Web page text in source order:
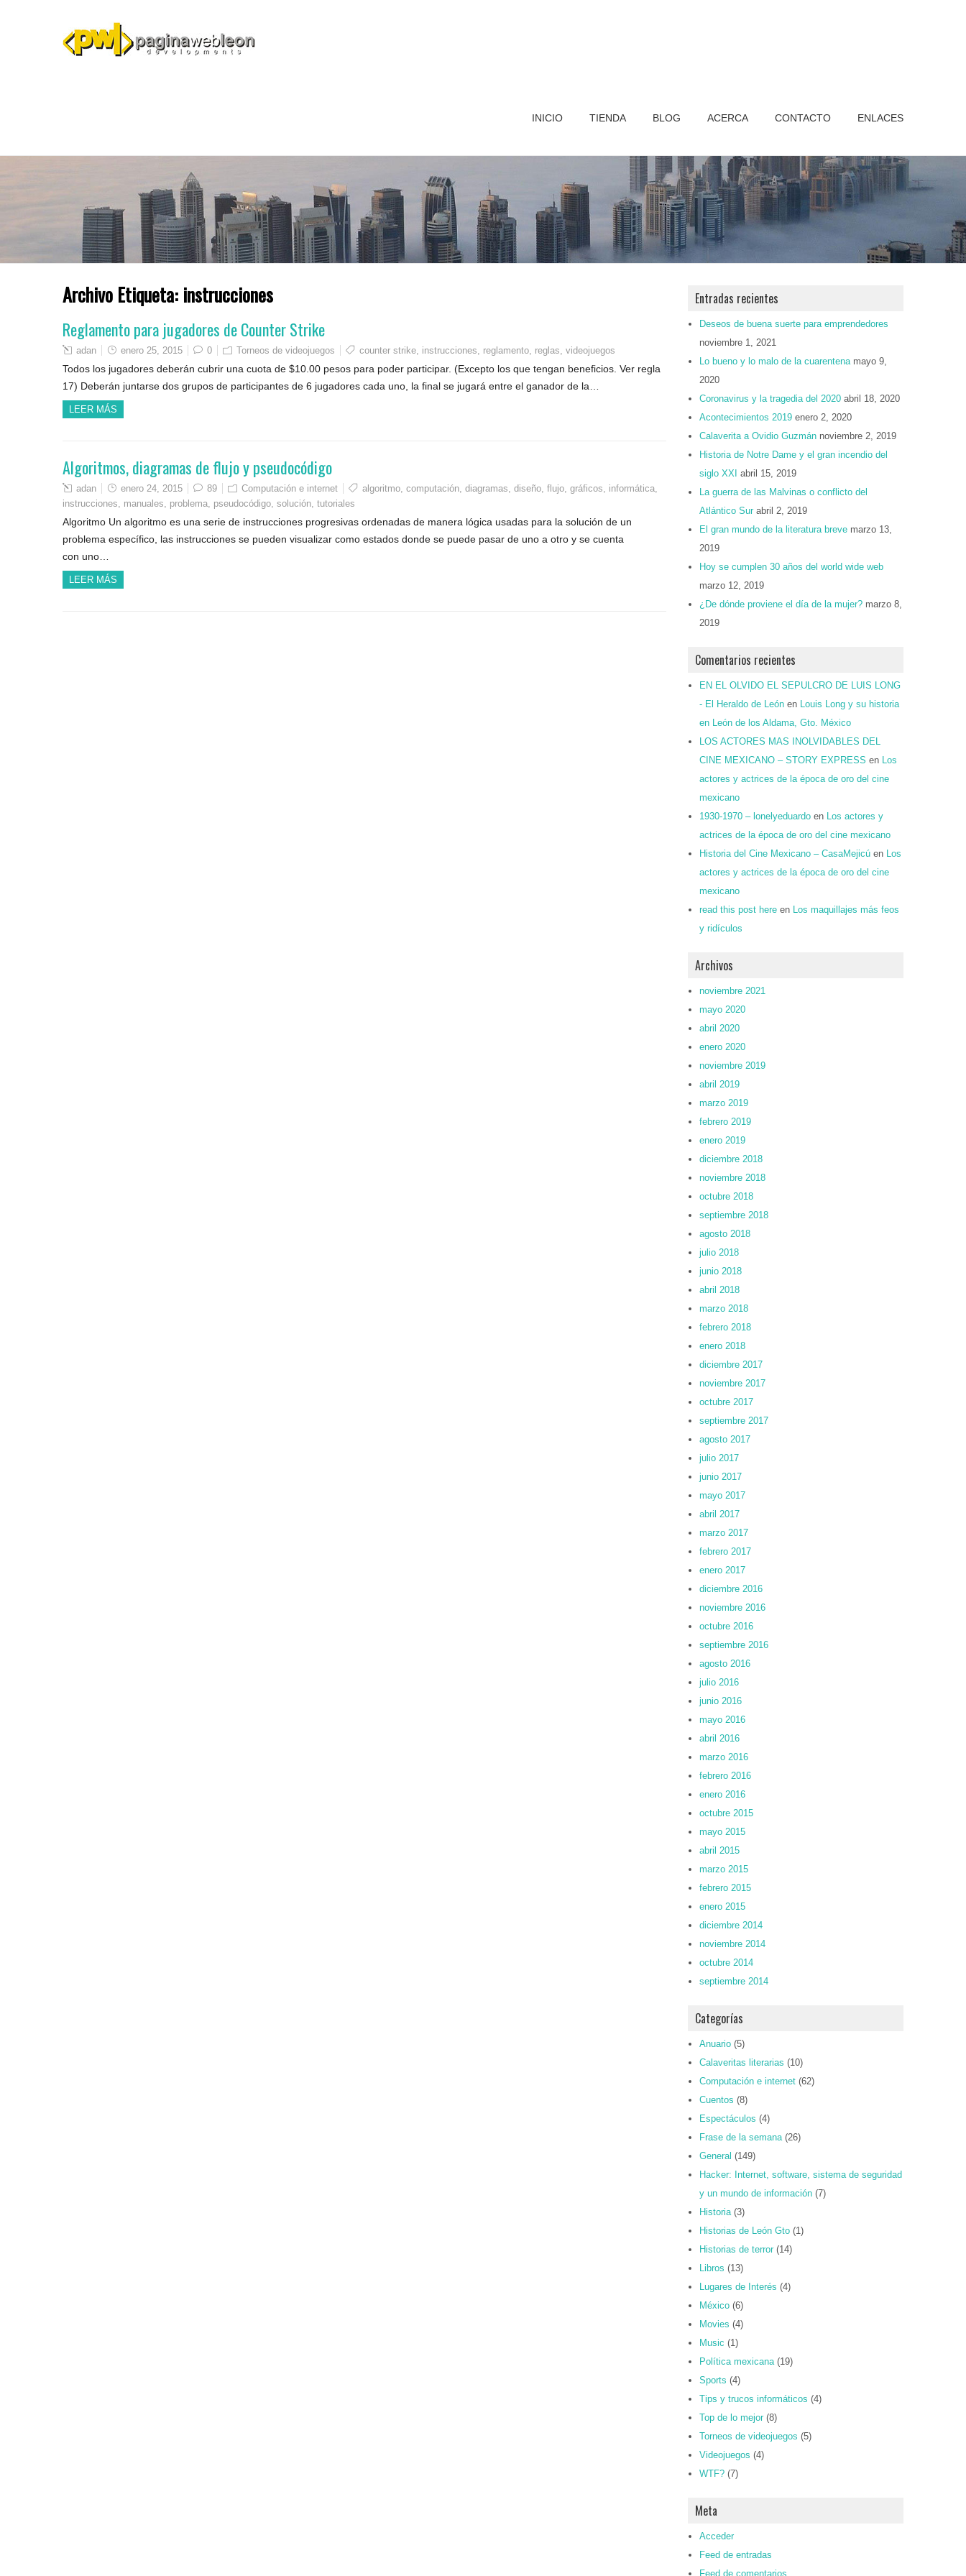
INICIO TIENDA BLOG ACERCA CONTACTO ENLACES
Archivo Etiqueta: instrucciones
Reglamento para jugadores de Counter Strike
adan enero 25, 2015 0 Torneos de videojuegos counter strike, instrucciones, reglamento, reglas, videojuegos
Todos los jugadores deberán cubrir una cuota de $10.00 pesos para poder participar. (Excepto los que tengan beneficios. Ver regla
17) Deberán juntarse dos grupos de participantes de 6 jugadores cada uno, la final se jugará entre el ganador de la…
LEER MÁS
Algoritmos, diagramas de flujo y pseudocódigo
adan enero 24, 2015 89 Computación e internet algoritmo, computación, diagramas, diseño, flujo, gráficos, informática,
instrucciones, manuales, problema, pseudocódigo, solución, tutoriales
Algoritmo Un algoritmo es una serie de instrucciones progresivas ordenadas de manera lógica usadas para la solución de un
problema específico, las instrucciones se pueden visualizar como estados donde se puede pasar de uno a otro y se cuenta
con uno…
LEER MÁS
Entradas recientes
Deseos de buena suerte para emprendedores
noviembre 1, 2021
Lo bueno y lo malo de la cuarentena mayo 9,
2020
Coronavirus y la tragedia del 2020 abril 18, 2020
Acontecimientos 2019 enero 2, 2020
Calaverita a Ovidio Guzmán noviembre 2, 2019
Historia de Notre Dame y el gran incendio del
siglo XXI abril 15, 2019
La guerra de las Malvinas o conflicto del
Atlántico Sur abril 2, 2019
El gran mundo de la literatura breve marzo 13,
2019
Hoy se cumplen 30 años del world wide web
marzo 12, 2019
¿De dónde proviene el día de la mujer? marzo 8,
2019
Comentarios recientes
EN EL OLVIDO EL SEPULCRO DE LUIS LONG
- El Heraldo de León en Louis Long y su historia
en León de los Aldama, Gto. México
LOS ACTORES MAS INOLVIDABLES DEL
CINE MEXICANO – STORY EXPRESS en Los
actores y actrices de la época de oro del cine
mexicano
1930-1970 – lonelyeduardo en Los actores y
actrices de la época de oro del cine mexicano
Historia del Cine Mexicano – CasaMejicú en Los
actores y actrices de la época de oro del cine
mexicano
read this post here en Los maquillajes más feos
y ridículos
Archivos
noviembre 2021
mayo 2020
abril 2020
enero 2020
noviembre 2019
abril 2019
marzo 2019
febrero 2019
enero 2019
diciembre 2018
noviembre 2018
octubre 2018
septiembre 2018
agosto 2018
julio 2018
junio 2018
abril 2018
marzo 2018
febrero 2018
enero 2018
diciembre 2017
noviembre 2017
octubre 2017
septiembre 2017
agosto 2017
julio 2017
junio 2017
mayo 2017
abril 2017
marzo 2017
febrero 2017
enero 2017
diciembre 2016
noviembre 2016
octubre 2016
septiembre 2016
agosto 2016
julio 2016
junio 2016
mayo 2016
abril 2016
marzo 2016
febrero 2016
enero 2016
octubre 2015
mayo 2015
abril 2015
marzo 2015
febrero 2015
enero 2015
diciembre 2014
noviembre 2014
octubre 2014
septiembre 2014
Categorías
Anuario (5)
Calaveritas literarias (10)
Computación e internet (62)
Cuentos (8)
Espectáculos (4)
Frase de la semana(26)
General (149)
Hacker: Internet, software, sistema de seguridad
y un mundo de información (7)
Historia(3)
Historias de León Gto (1)
Historias de terror (14)
Libros (13)
Lugares de Interés (4)
México (6)
Movies (4)
Music (1)
Política mexicana(19)
Sports (4)
Tips y trucos informáticos (4)
Top de lo mejor (8)
Torneos de videojuegos (5)
Videojuegos (4)
WTF? (7)
Meta
Acceder
Feed de entradas
Feed de comentarios